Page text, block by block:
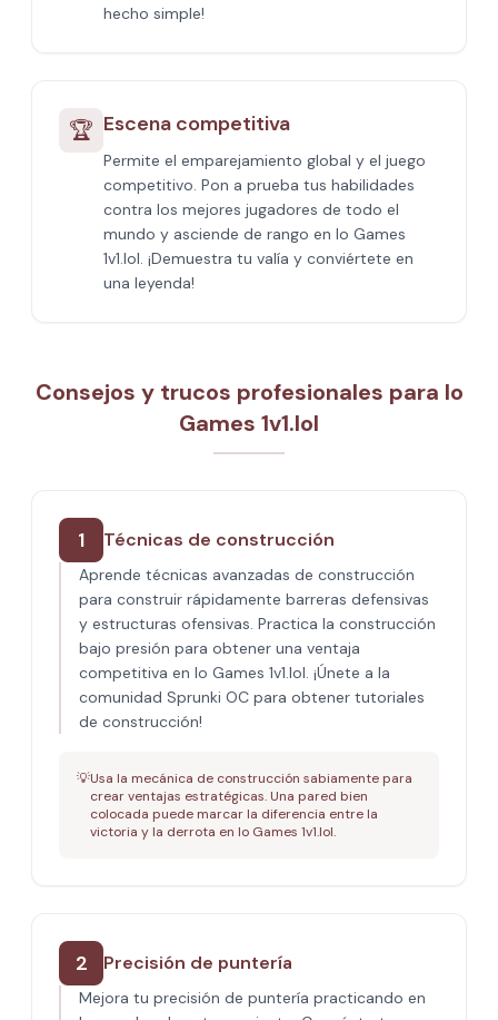
hecho simple!
🏆 Escena competitiva
Permite el emparejamiento global y el juego
competitivo. Pon a prueba tus habilidades
contra los mejores jugadores de todo el
mundo y asciende de rango en Io Games
1v1.lol. ¡Demuestra tu valía y conviértete en
una leyenda!
Consejos y trucos profesionales para Io
Games 1v1.lol
1 Técnicas de construcción
Aprende técnicas avanzadas de construcción
para construir rápidamente barreras defensivas
y estructuras ofensivas. Practica la construcción
bajo presión para obtener una ventaja
competitiva en Io Games 1v1.lol. ¡Únete a la
comunidad Sprunki OC para obtener tutoriales
de construcción!
💡Usa la mecánica de construcción sabiamente para
crear ventajas estratégicas. Una pared bien
colocada puede marcar la diferencia entre la
victoria y la derrota en Io Games 1v1.lol.
2 Precisión de puntería
Mejora tu precisión de puntería practicando en